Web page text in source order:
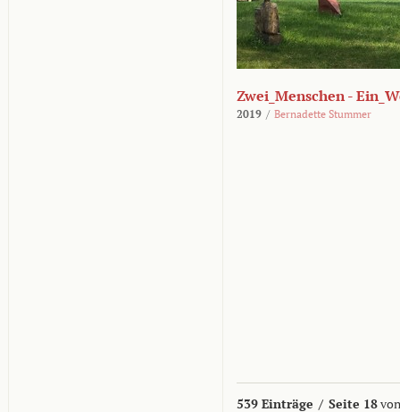
Zwei_Menschen -
2019 / Bernadette Stummer
539 Einträge / Seite 18